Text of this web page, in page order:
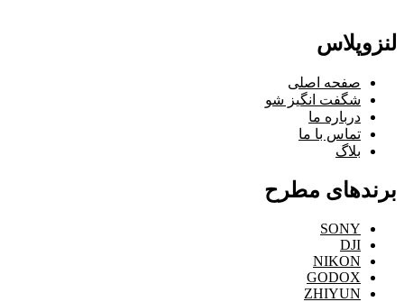
لنزوپلاس
صفحه اصلی
شگفت انگیز شو
درباره ما
تماس با ما
بلاگ
برندهای مطرح
SONY
DJI
NIKON
GODOX
ZHIYUN